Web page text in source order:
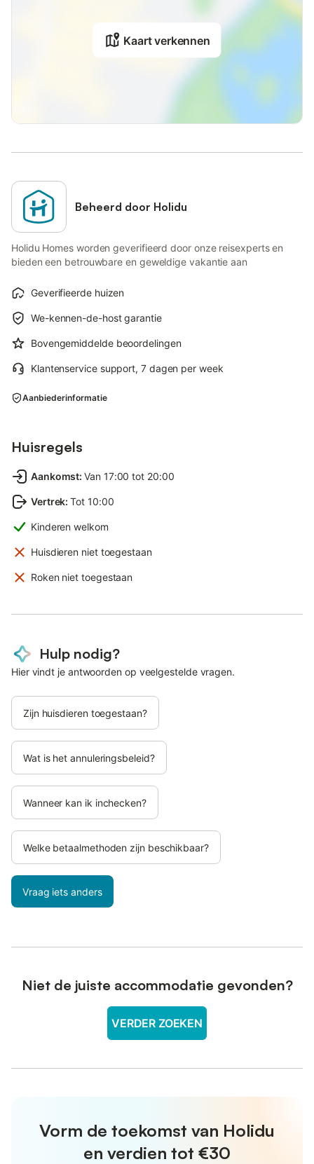
Kaart verkennen
Beheerd door Holidu
Holidu Homes worden geverifieerd door onze reisexperts en
bieden een betrouwbare en geweldige vakantie aan
Geverifieerde huizen
We-kennen-de-host garantie
Bovengemiddelde beoordelingen
Klantenservice support, 7 dagen per week
Aanbiederinformatie
Huisregels
Aankomst: Van 17:00 tot 20:00
Vertrek: Tot 10:00
Kinderen welkom
Huisdieren niet toegestaan
Roken niet toegestaan
Hulp nodig?
Hier vindt je antwoorden op veelgestelde vragen.
Zijn huisdieren toegestaan?
Wat is het annuleringsbeleid?
Wanneer kan ik inchecken?
Welke betaalmethoden zijn beschikbaar?
Vraag iets anders
Niet de juiste accommodatie gevonden?
VERDER ZOEKEN
Vorm de toekomst van Holidu
en verdien tot €30